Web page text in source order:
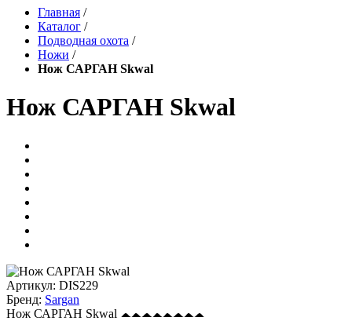
Главная /
Каталог /
Подводная охота /
Ножи /
Нож САРГАН Skwal
Нож САРГАН Skwal
Артикул: DIS229
Бренд: Sargan
Нож САРГАН Skwal